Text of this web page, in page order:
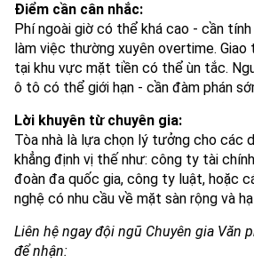
Điểm cần cân nhắc:
Phí ngoài giờ có thể khá cao - cần
làm việc thường xuyên overtime.
tại khu vực mặt tiền có thể ùn tắc.
ô tô có thể giới hạn - cần đàm phán
Lời khuyên từ chuyên gia:
Tòa nhà là lựa chọn lý tưởng cho các
khẳng định vị thế như: công ty tài
đoàn đa quốc gia, công ty luật, hoặc
nghệ có nhu cầu về mặt sàn rộng và
Liên hệ ngay đội ngũ Chuyên gia Văn
để nhận: